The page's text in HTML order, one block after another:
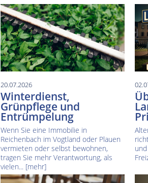
20.07.2026
Winterdienst,
Grünpflege und
Entrümpelung
Wenn Sie eine Immobilie in
Reichenbach im Vogtland oder Plauen
vermieten oder selbst bewohnen,
tragen Sie mehr Verantwortung, als
vielen... [mehr]